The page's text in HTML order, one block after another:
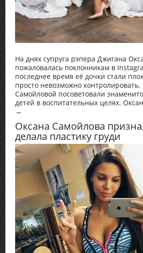
На днях супруга рэпера Джигана
пожаловалась поклонникам в
последнее время её дочки стали
просто невозможно
Самойловой посоветовали
детей в воспитательных целях.
→
Оксана Самойлова
делала пластику груди